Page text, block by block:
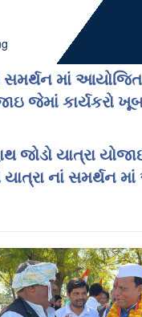
સમર્થન માં
જેમાં કાર્યકરો
જોડો યાત્રા
યાત્રા નાં